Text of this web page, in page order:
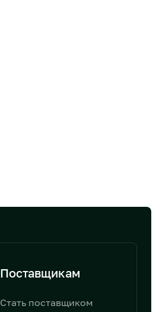
Поставщикам
Стать поставщиком